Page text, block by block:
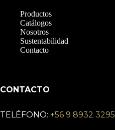
Productos
Catálogos
Nosotros
Sustentabilidad
Contacto
CONTACTO
TELÉFONO: +56 9 8932 3295